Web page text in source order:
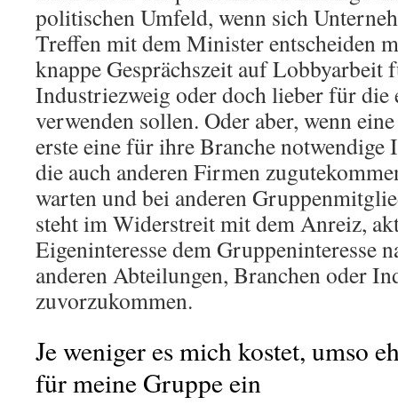
politischen Umfeld, wenn sich
Treffen mit dem Minister entscheiden
knappe Gesprächszeit auf Lobbyarbeit
Industriezweig oder doch lieber für die
verwenden sollen. Oder aber, wenn
erste eine für ihre Branche notwendige
die auch anderen Firmen
warten und bei anderen
steht im Widerstreit mit dem Anreiz,
Eigeninteresse dem Gruppeninteresse
anderen Abteilungen, Branchen oder
zuvorzukommen.
Je weniger es mich kostet, umso
für meine Gruppe ein